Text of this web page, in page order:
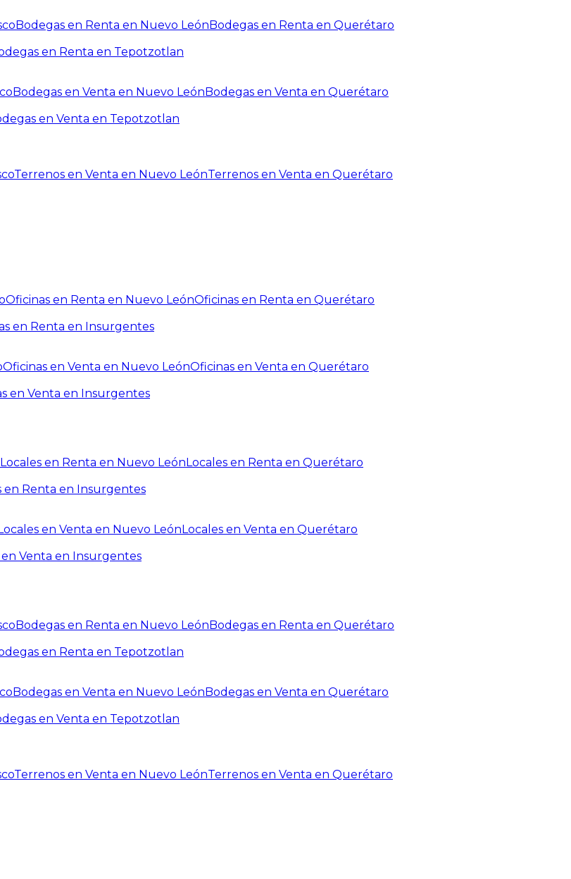
Bodegas en Renta en Nuevo LeónBodegas en Renta en Querétaro
en Renta en Tepotzotlan
Bodegas en Venta en Nuevo LeónBodegas en Venta en Querétaro
en Venta en Tepotzotlan
Terrenos en Venta en Nuevo LeónTerrenos en Venta en Querétaro
Oficinas en Renta en Nuevo LeónOficinas en Renta en Querétaro
en Renta en Insurgentes
Oficinas en Venta en Nuevo LeónOficinas en Venta en Querétaro
en Venta en Insurgentes
Locales en Renta en Nuevo LeónLocales en Renta en Querétaro
en Renta en Insurgentes
en Venta en Nuevo LeónLocales en Venta en Querétaro
en Venta en Insurgentes
Bodegas en Renta en Nuevo LeónBodegas en Renta en Querétaro
en Renta en Tepotzotlan
Bodegas en Venta en Nuevo LeónBodegas en Venta en Querétaro
en Venta en Tepotzotlan
Terrenos en Venta en Nuevo LeónTerrenos en Venta en Querétaro